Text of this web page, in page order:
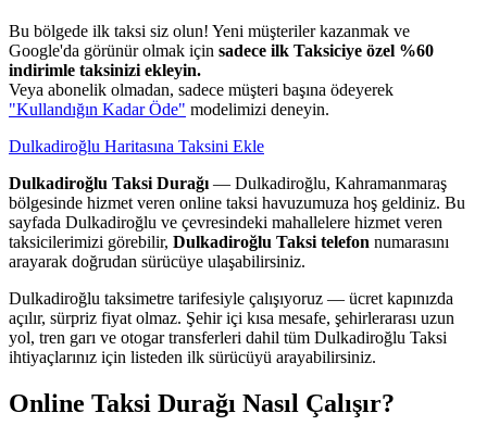
Bu bölgede ilk taksi siz olun! Yeni müşteriler kazanmak ve
Google'da görünür olmak için sadece ilk Taksiciye özel %60
indirimle taksinizi ekleyin.
Veya abonelik olmadan, sadece müşteri başına ödeyerek
"Kullandığın Kadar Öde" modelimizi deneyin.
Dulkadiroğlu Haritasına Taksini Ekle
Dulkadiroğlu Taksi Durağı — Dulkadiroğlu, Kahramanmaraş
bölgesinde hizmet veren online taksi havuzumuza hoş geldiniz. Bu
sayfada Dulkadiroğlu ve çevresindeki mahallelere hizmet veren
taksicilerimizi görebilir, Dulkadiroğlu Taksi telefon numarasını
arayarak doğrudan sürücüye ulaşabilirsiniz.
Dulkadiroğlu taksimetre tarifesiyle çalışıyoruz — ücret kapınızda
açılır, sürpriz fiyat olmaz. Şehir içi kısa mesafe, şehirlerarası uzun
yol, tren garı ve otogar transferleri dahil tüm Dulkadiroğlu Taksi
ihtiyaçlarınız için listeden ilk sürücüyü arayabilirsiniz.
Online Taksi Durağı Nasıl Çalışır?